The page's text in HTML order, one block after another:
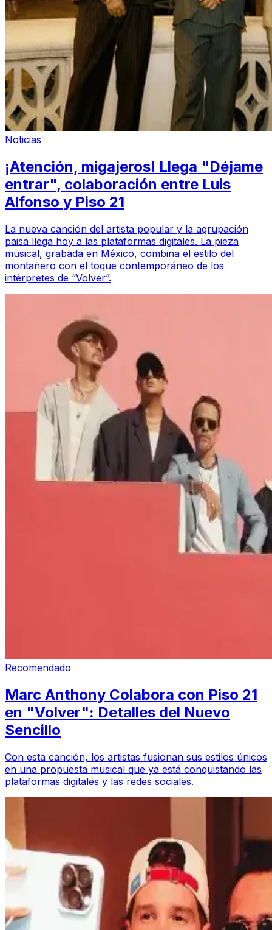
Noticias
¡Atención, migajeros! Llega "Déjame
entrar", colaboración entre Luis
Alfonso y Piso 21
La nueva canción del artista popular y la agrupación
paisa llega hoy a las plataformas digitales. La pieza
musical, grabada en México, combina el estilo del
montañero con el toque contemporáneo de los
intérpretes de “Volver”.
Recomendado
Marc Anthony Colabora con Piso 21
en "Volver": Detalles del Nuevo
Sencillo
Con esta canción, los artistas fusionan sus estilos únicos
en una propuesta musical que ya está conquistando las
plataformas digitales y las redes sociales.